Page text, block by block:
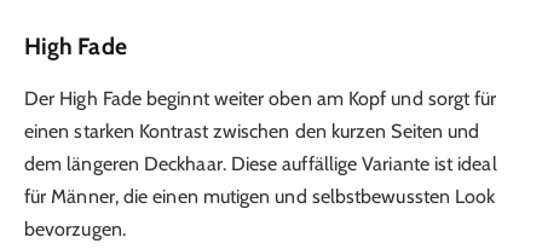
High Fade
Der High Fade beginnt weiter oben am Kopf und sorgt für
einen starken Kontrast zwischen den kurzen Seiten und
dem längeren Deckhaar. Diese auffällige Variante ist ideal
für Männer, die einen mutigen und selbstbewussten Look
bevorzugen.